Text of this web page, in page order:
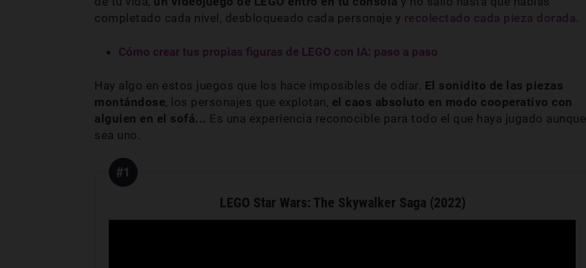
completado cada nivel, desbloqueado cada personaje y recolectado cada pieza dorada.
Cómo crear tus propias figuras de LEGO con IA: paso a paso
Hay algo en estos juegos que los hace imposibles de odiar. El sonidito de las piezas
montándose, los personajes que explotan, el caos absoluto en modo cooperativo con
alguien en el sofá... Es una experiencia reconocible para todo el que haya jugado aunque
sea uno.
#1
LEGO Star Wars: The Skywalker Saga (2022)